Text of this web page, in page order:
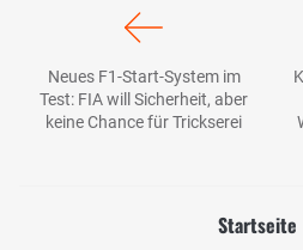
Neues F1-Start-System im
Test: FIA will Sicherheit, aber
keine Chance für Trickserei
Startseite